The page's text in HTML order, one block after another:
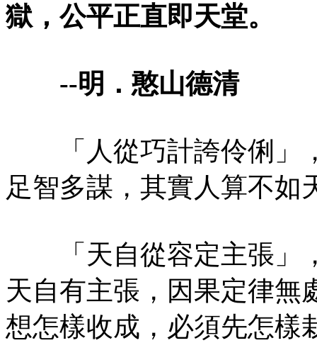
獄，公平正直即天堂。
--明．憨山德清
「人從巧計誇伶俐」
足智多謀，其實人算不如
「天自從容定主張」
天自有主張，因果定律無
想怎樣收成，必須先怎樣